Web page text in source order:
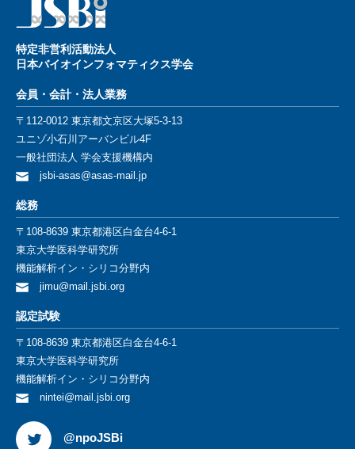
特定⾮営利活動法⼈
⽇本バイオインフォマティクス学会
会員・会計・法⼈業務
〒112-0012 東京都⽂京区⼤塚5-3-13
ユニゾ⼩⽯川アーバンビル4F
⼀般社団法⼈ 学会⽀援機構内
jsbi-asas@asas-mail.jp
総務
〒108-8639 東京都港区白金台4-6-1
東京大学医科学研究所
機能解析イン・シリコ分野内
jimu@mail.jsbi.org
認定試験
〒108-8639 東京都港区白金台4-6-1
東京大学医科学研究所
機能解析イン・シリコ分野内
nintei@mail.jsbi.org
@npoJSBi